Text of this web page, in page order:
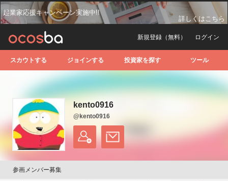
起業家応援キャンペーン実施中!!
詳しくはこちら
ログイン
新規登録（無料）
スカウトする ジョインする 投資家を探す ツール
kento0916
@kento0916
参画メンバー募集